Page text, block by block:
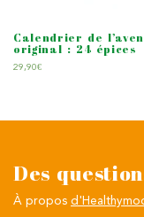
Calendrier de
original : 24 épices
29,90€
Des
À propos